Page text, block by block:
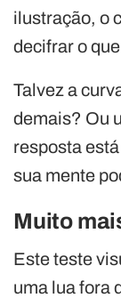
ilustração, o
decifrar o
Talvez a
demais? Ou
resposta
sua mente
Muito
Este teste
uma lua fora